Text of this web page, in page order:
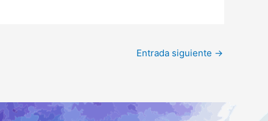
Entrada siguiente →